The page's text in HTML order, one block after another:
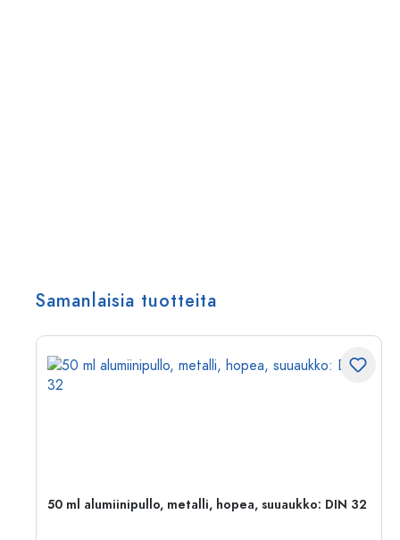
Samanlaisia tuotteita
50 ml alumiinipullo, metalli, hopea, suuaukko: DIN 32